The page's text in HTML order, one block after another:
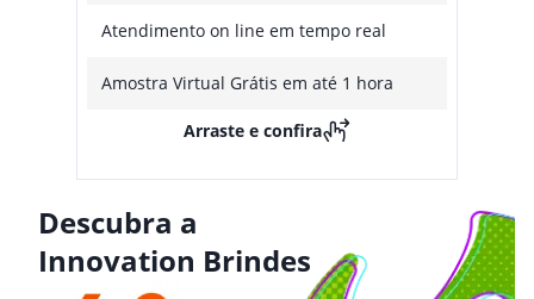
Atendimento on line em tempo real
Amostra Virtual Grátis em até 1 hora
Arraste e confira
Descubra a
Innovation Brindes